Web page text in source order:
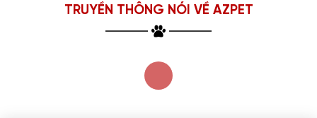
TRUYỀN THÔNG NÓI VỀ AZPET